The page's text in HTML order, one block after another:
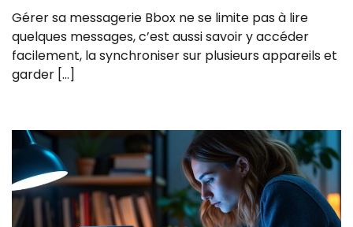
Gérer sa messagerie Bbox ne se limite pas à lire
quelques messages, c’est aussi savoir y accéder
facilement, la synchroniser sur plusieurs appareils et
garder […]